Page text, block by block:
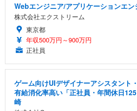
Webエンジニア/アプリケーションエ
株式会社エクストリーム
東京都
年収500万円～900万円
正社員
ゲーム向けUIデザイナーアシスタント
有給消化率高い「正社員・年間休日
崎